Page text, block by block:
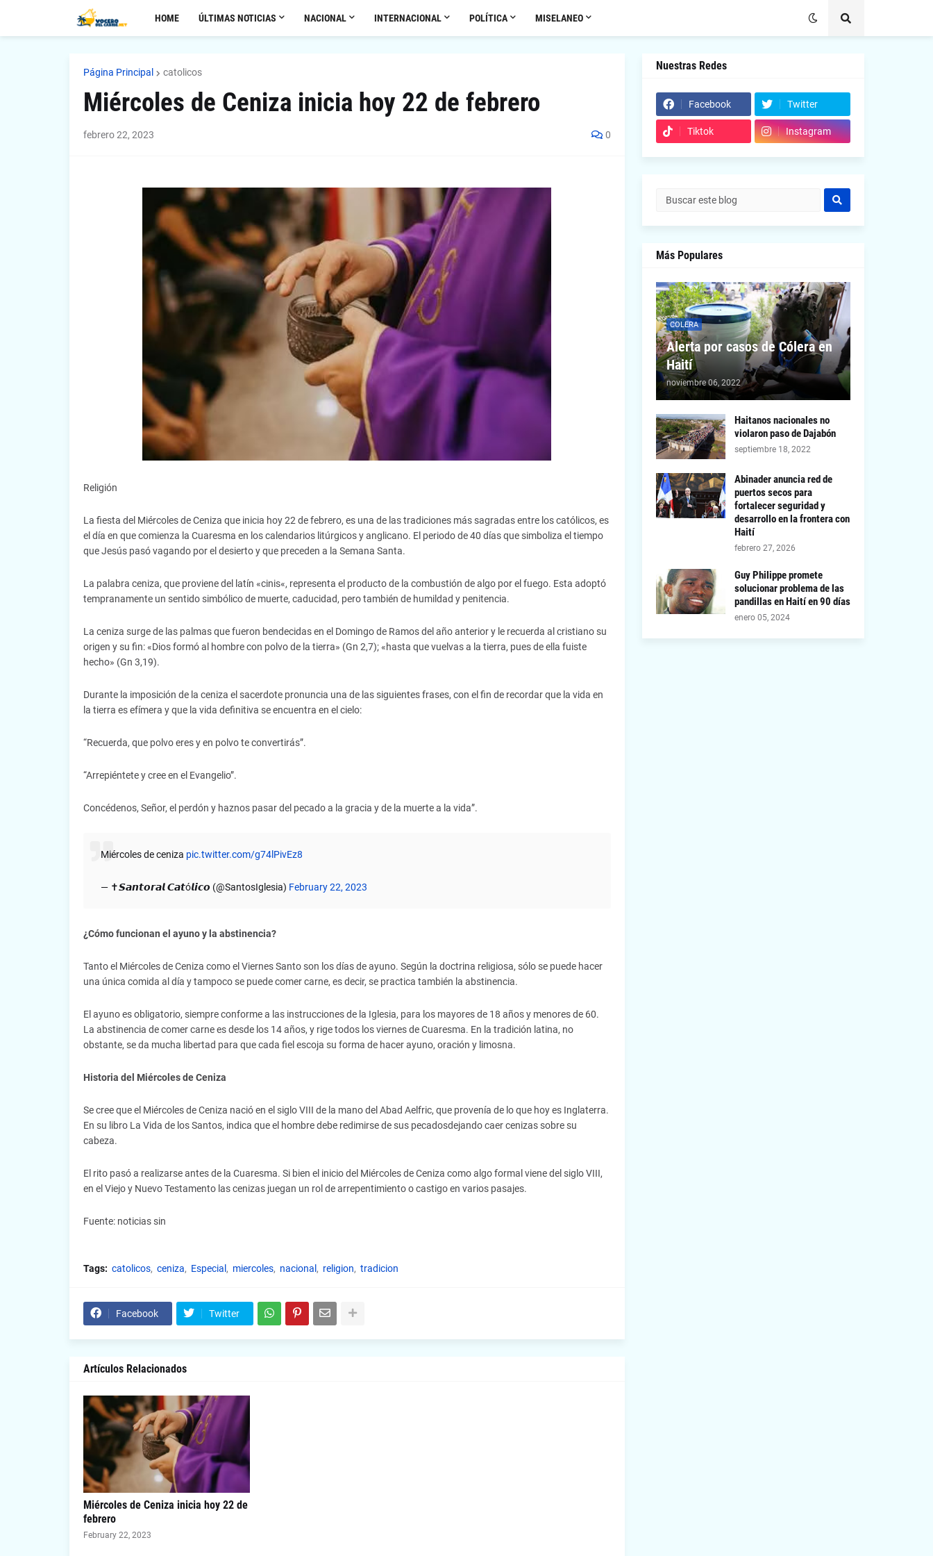
HOME ÚLTIMAS NOTICIAS NACIONAL INTERNACIONAL POLÍTICA MISELANEO
Página Principal catolicos
Miércoles de Ceniza inicia hoy 22 de febrero
febrero 22, 2023 0
Religión
La fiesta del Miércoles de Ceniza que inicia hoy 22 de febrero, es una de las tradiciones más sagradas entre los católicos, es
el día en que comienza la Cuaresma en los calendarios litúrgicos y anglicano. El periodo de 40 días que simboliza el tiempo
que Jesús pasó vagando por el desierto y que preceden a la Semana Santa.
La palabra ceniza, que proviene del latín «cinis«, representa el producto de la combustión de algo por el fuego. Esta adoptó
tempranamente un sentido simbólico de muerte, caducidad, pero también de humildad y penitencia.
La ceniza surge de las palmas que fueron bendecidas en el Domingo de Ramos del año anterior y le recuerda al cristiano su
origen y su fin: «Dios formó al hombre con polvo de la tierra» (Gn 2,7); «hasta que vuelvas a la tierra, pues de ella fuiste
hecho» (Gn 3,19).
Durante la imposición de la ceniza el sacerdote pronuncia una de las siguientes frases, con el fin de recordar que la vida en
la tierra es efímera y que la vida definitiva se encuentra en el cielo:
“Recuerda, que polvo eres y en polvo te convertirás”.
“Arrepiéntete y cree en el Evangelio”.
Concédenos, Señor, el perdón y haznos pasar del pecado a la gracia y de la muerte a la vida”.
Miércoles de ceniza pic.twitter.com/g74lPivEz8
— ✝️𝙎𝙖𝙣𝙩𝙤𝙧𝙖𝙡 𝘾𝙖𝙩ó𝙡𝙞𝙘𝙤 (@SantosIglesia) February 22, 2023
¿Cómo funcionan el ayuno y la abstinencia?
Tanto el Miércoles de Ceniza como el Viernes Santo son los días de ayuno. Según la doctrina religiosa, sólo se puede hacer
una única comida al día y tampoco se puede comer carne, es decir, se practica también la abstinencia.
El ayuno es obligatorio, siempre conforme a las instrucciones de la Iglesia, para los mayores de 18 años y menores de 60.
La abstinencia de comer carne es desde los 14 años, y rige todos los viernes de Cuaresma. En la tradición latina, no
obstante, se da mucha libertad para que cada fiel escoja su forma de hacer ayuno, oración y limosna.
Historia del Miércoles de Ceniza
Se cree que el Miércoles de Ceniza nació en el siglo VIII de la mano del Abad Aelfric, que provenía de lo que hoy es Inglaterra.
En su libro La Vida de los Santos, indica que el hombre debe redimirse de sus pecadosdejando caer cenizas sobre su
cabeza.
El rito pasó a realizarse antes de la Cuaresma. Si bien el inicio del Miércoles de Ceniza como algo formal viene del siglo VIII,
en el Viejo y Nuevo Testamento las cenizas juegan un rol de arrepentimiento o castigo en varios pasajes.
Fuente: noticias sin
Tags: catolicos ceniza Especial miercoles nacional religion tradicion
Facebook Twitter
Artículos Relacionados
Miércoles de Ceniza inicia hoy 22 de
febrero
February 22, 2023
Nuestras Redes
Facebook Twitter
Tiktok Instagram
Más Populares
COLERA
Alerta por casos de Cólera en
Haití
noviembre 06, 2022
Haitanos nacionales no
violaron paso de Dajabón
septiembre 18, 2022
Abinader anuncia red de
puertos secos para
fortalecer seguridad y
desarrollo en la frontera con
Haití
febrero 27, 2026
Guy Philippe promete
solucionar problema de las
pandillas en Haití en 90 días
enero 05, 2024